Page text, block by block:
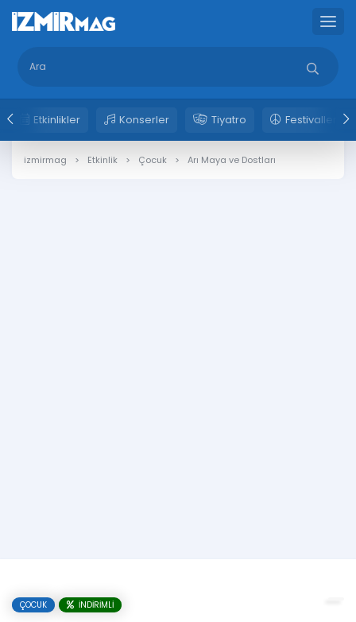
Etkinlikler Konserler Tiyatro Festivaller
izmirmag Etkinlik Çocuk Arı Maya ve Dostları
ÇOCUK İNDIRIMLI